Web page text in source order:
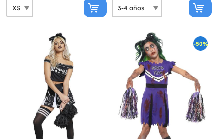
-50%